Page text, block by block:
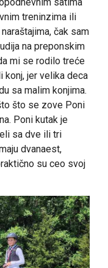
treninzima ili
čak sam
na preponskim
mi se rodilo treće
konj, jer velika deca
sa malim konjima.
što se zove Poni
Poni kutak je
sa dve ili tri
dvanaest,
su ceo svoj